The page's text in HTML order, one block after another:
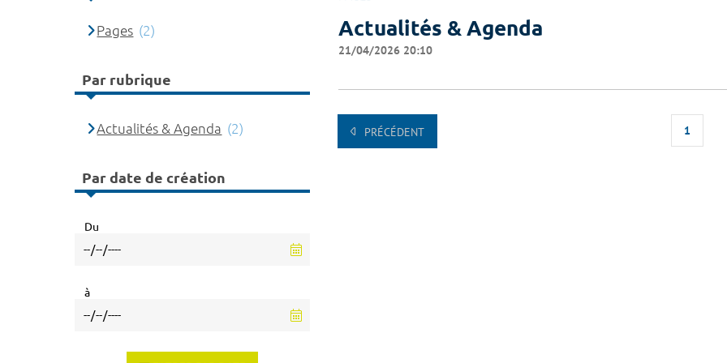
Actualités & Agenda
21/04/2026 20:10
PRÉCÉDENT 1
Pages (2)
Par rubrique
Actualités & Agenda (2)
Par date de création
Du
à